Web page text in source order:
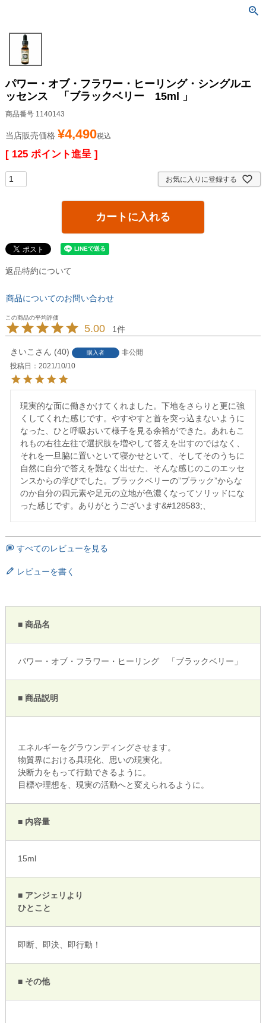
パワー・オブ・フラワー・ヒーリング・シングルエ
ッセンス 「ブラックベリー 15ml 」
商品番号 1140143
当店販売価格 ¥4,490税込
[ 125 ポイント進呈 ]
お気に入りに登録する
カートに入れる
返品特約について
商品についてのお問い合わせ
5.00 1
きいこ 40 購入者
非公開
投稿日
2021/10/10
現実的な面に働きかけてくれました。下地をさらりと更に強
くしてくれた感じです。やすやすと首を突っ込まないように
なった、ひと呼吸おいて様子を見る余裕ができた。あれもこ
れもの右往左往で選択肢を増やして答えを出すのではなく、
それを一旦脇に置いといて寝かせといて、そしてそのうちに
自然に自分で答えを難なく出せた、そんな感じのこのエッセ
ンスからの学びでした。ブラックベリーの”ブラック”からな
のか自分の四元素や足元の立地が色濃くなってソリッドにな
った感じです。ありがとうございます&#128583;、
すべてのレビューを見る
レビューを書く
■ 商品名
パワー・オブ・フラワー・ヒーリング 「ブラックベリー」
■ 商品説明
エネルギーをグラウンディングさせます。
物質界における具現化、思いの現実化。
決断力をもって行動できるように。
目標や理想を、現実の活動へと変えられるように。
■ 内容量
15ml
■ アンジェリより
ひとこと
即断、即決、即行動！
■ その他